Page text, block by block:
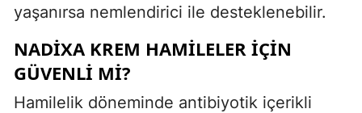
yaşanırsa nemlendirici ile desteklenebilir.
NADIXA KREM HAMILELER IÇIN
GÜVENLI MI?
Hamilelik döneminde antibiyotik içerikli